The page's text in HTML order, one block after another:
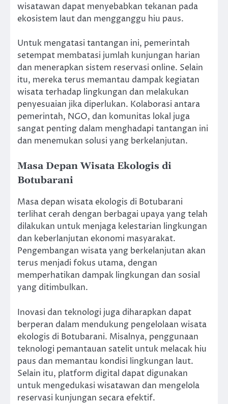
wisatawan dapat menyebabkan tekanan pada
ekosistem laut dan mengganggu hiu paus.
Untuk mengatasi tantangan ini, pemerintah
setempat membatasi jumlah kunjungan harian
dan menerapkan sistem reservasi online. Selain
itu, mereka terus memantau dampak kegiatan
wisata terhadap lingkungan dan melakukan
penyesuaian jika diperlukan. Kolaborasi antara
pemerintah, NGO, dan komunitas lokal juga
sangat penting dalam menghadapi tantangan ini
dan menemukan solusi yang berkelanjutan.
Masa Depan Wisata Ekologis di
Botubarani
Masa depan wisata ekologis di Botubarani
terlihat cerah dengan berbagai upaya yang telah
dilakukan untuk menjaga kelestarian lingkungan
dan keberlanjutan ekonomi masyarakat.
Pengembangan wisata yang berkelanjutan akan
terus menjadi fokus utama, dengan
memperhatikan dampak lingkungan dan sosial
yang ditimbulkan.
Inovasi dan teknologi juga diharapkan dapat
berperan dalam mendukung pengelolaan wisata
ekologis di Botubarani. Misalnya, penggunaan
teknologi pemantauan satelit untuk melacak hiu
paus dan memantau kondisi lingkungan laut.
Selain itu, platform digital dapat digunakan
untuk mengedukasi wisatawan dan mengelola
reservasi kunjungan secara efektif.